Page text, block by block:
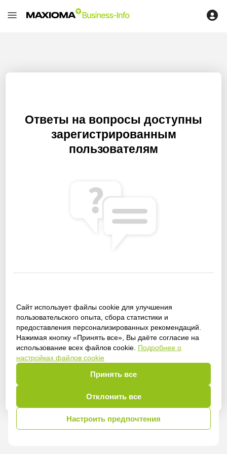
Сайт использует файлы cookie для улучшения
пользовательского опыта, сбора статистики и
предоставления персонализированных рекомендаций.
Нажимая кнопку «Принять все», Вы даёте согласие на
использование всех файлов cookie. Подробнее о
настройках файлов cookie
Принять все
Отклонить все
Настроить предпочтения
Ответы на вопросы доступны
зарегистрированным
пользователям
Получить доступ
Войти